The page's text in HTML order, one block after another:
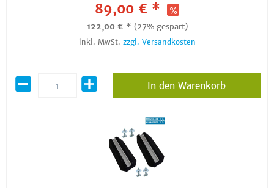
89,00 € *
122,00 € * (27% gespart)
inkl. MwSt. zzgl. Versandkosten
In den Warenkorb